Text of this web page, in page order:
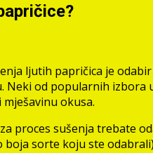
ljutih papričica je
Neki od popularnih
okusa.
proces sušenja trebate
boja sorte koju ste